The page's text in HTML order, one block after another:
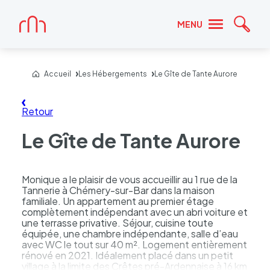
MENU
Accueil
Accueil Les Hébergements Le Gîte de Tante Aurore
Retour
Le Gîte de Tante Aurore
Monique a le plaisir de vous accueillir au 1 rue de la
Tannerie à Chémery-sur-Bar dans la maison
familiale. Un appartement au premier étage
complètement indépendant avec un abri voiture et
une terrasse privative. Séjour, cuisine toute
équipée, une chambre indépendante, salle d’eau
avec WC le tout sur 40 m². Logement entièrement
rénové en 2021. Idéalement placé dans un petit
village à la limite des Crêtes pré-Ardennaise à 16 km